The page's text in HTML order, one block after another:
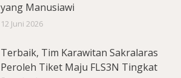
yang Manusiawi
12 Juni 2026
Terbaik, Tim Karawitan Sakralaras
Peroleh Tiket Maju FLS3N Tingkat